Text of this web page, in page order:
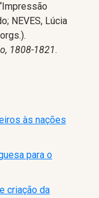
NEVES, Lúcia
1808-1821.
às nações
para o
criação da